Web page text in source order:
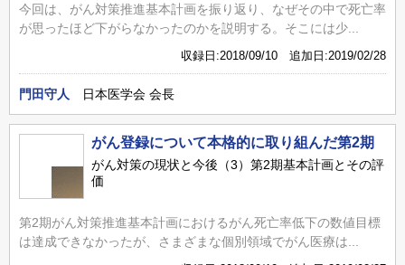
今回は、がん対策推進基本計画を振り返り、なぜその中で死亡率
が思ったほど下がらなかったのかを説明する。そこには少...
収録日:2018/09/10 追加日:2019/02/28
門田守人 日本医学会 会長
がん登録について本格的に取り組んだ第2期
がん対策の現状と今後（3）第2期基本計画とその評
価
第2期がん対策推進基本計画におけるがん死亡率低下の数値目標
は達成できなかったが、さまざまな個別領域でがん医療は...